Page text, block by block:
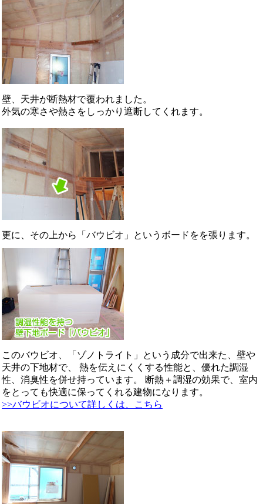
壁、天井が断熱材で覆われました。
外気の寒さや熱さをしっかり遮断してくれます。
更に、その上から「バウビオ」というボードをを張ります。
このバウビオ、「ゾノトライト」という成分で出来た、壁や
天井の下地材で、 熱を伝えにくくする性能と、優れた調湿
性、消臭性を併せ持っています。 断熱＋調湿の効果で、室内
をとっても快適に保ってくれる建物になります。
>>バウビオについて詳しくは、こちら